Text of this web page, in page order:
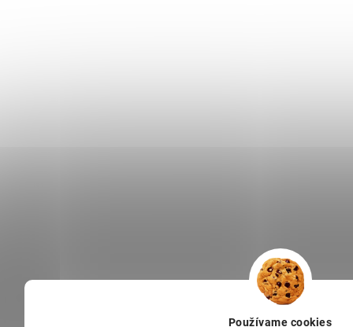
Používame cookies